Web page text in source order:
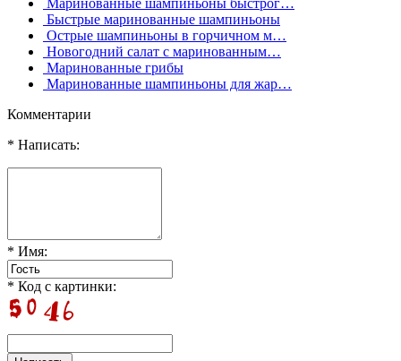
Быстрые маринованные шампиньоны
Острые шампиньоны в горчичном м…
Новогодний салат с маринованным…
Маринованные грибы
Маринованные шампиньоны для жар…
Комментарии
* Написать:
* Имя:
* Код с картинки: